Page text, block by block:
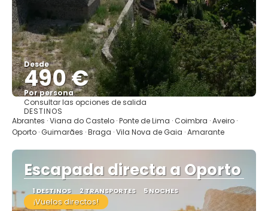
Desde
490 €
Por persona
Ver
Consultar las opciones de salida
DESTINOS
Abrantes · Viana do Castelo · Ponte de Lima · Coimbra · Aveiro ·
Oporto · Guimarães · Braga · Vila Nova de Gaia · Amarante
Escapada directa a Oporto
1 DESTINOS 2 TRANSPORTES 5 NOCHES
¡Vuelos directos!